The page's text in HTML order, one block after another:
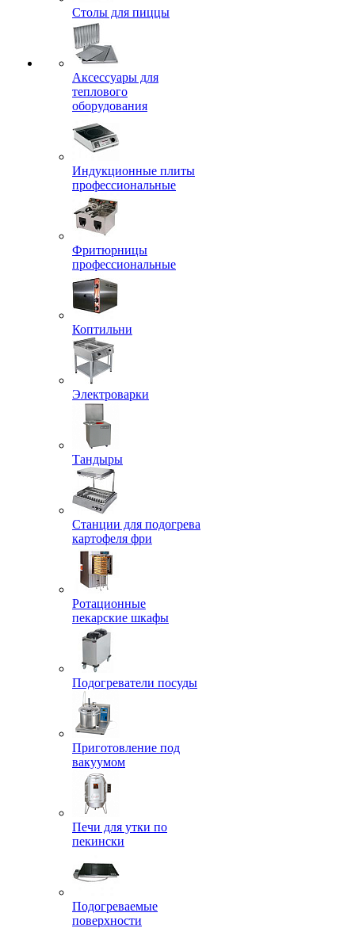
Столы для пиццы
Аксессуары для
теплового
оборудования
Индукционные плиты
профессиональные
Фритюрницы
профессиональные
Коптильни
Электроварки
Тандыры
Станции для подогрева
картофеля фри
Ротационные
пекарские шкафы
Подогреватели посуды
Приготовление под
вакуумом
Печи для утки по
пекински
Подогреваемые
поверхности